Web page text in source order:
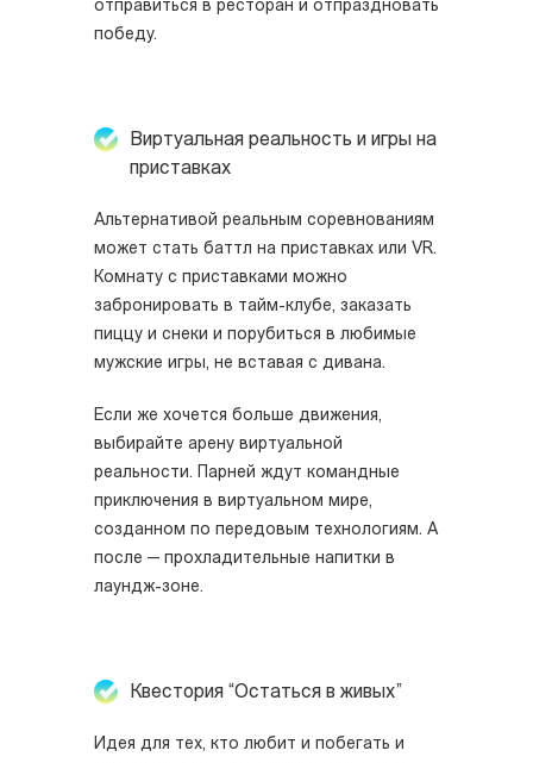
отправиться в ресторан и отпраздновать
победу.
Виртуальная реальность и игры на
приставках
Альтернативой реальным соревнованиям
может стать баттл на приставках или VR.
Комнату с приставками можно
забронировать в тайм-клубе, заказать
пиццу и снеки и порубиться в любимые
мужские игры, не вставая с дивана.
Если же хочется больше движения,
выбирайте арену виртуальной
реальности. Парней ждут командные
приключения в виртуальном мире,
созданном по передовым технологиям. А
после — прохладительные напитки в
лаундж-зоне.
Квестория “Остаться в живых”
Идея для тех, кто любит и побегать и